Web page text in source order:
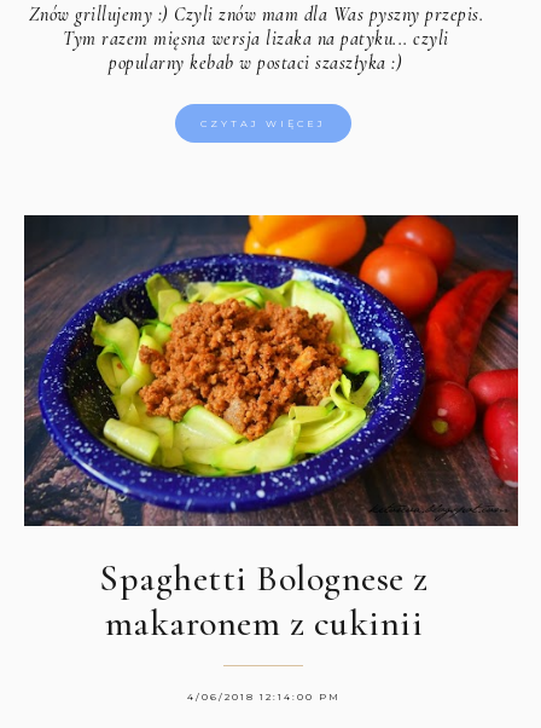
Znów grillujemy :) Czyli znów mam dla Was pyszny przepis.
Tym razem mięsna wersja lizaka na patyku... czyli
popularny kebab w postaci szaszłyka :)
CZYTAJ WIĘCEJ
Spaghetti Bolognese z
makaronem z cukinii
4/06/2018 12:14:00 PM